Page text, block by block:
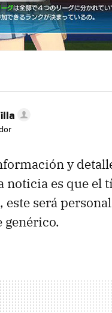
y
noticia es que el
este será
genérico.